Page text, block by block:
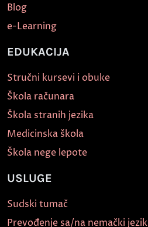
Blog
e-Learning
EDUKACIJA
Stručni kursevi i obuke
Škola računara
Škola stranih jezika
Medicinska škola
Škola nege lepote
USLUGE
Sudski tumač
Prevođenje sa/na nemački jezik